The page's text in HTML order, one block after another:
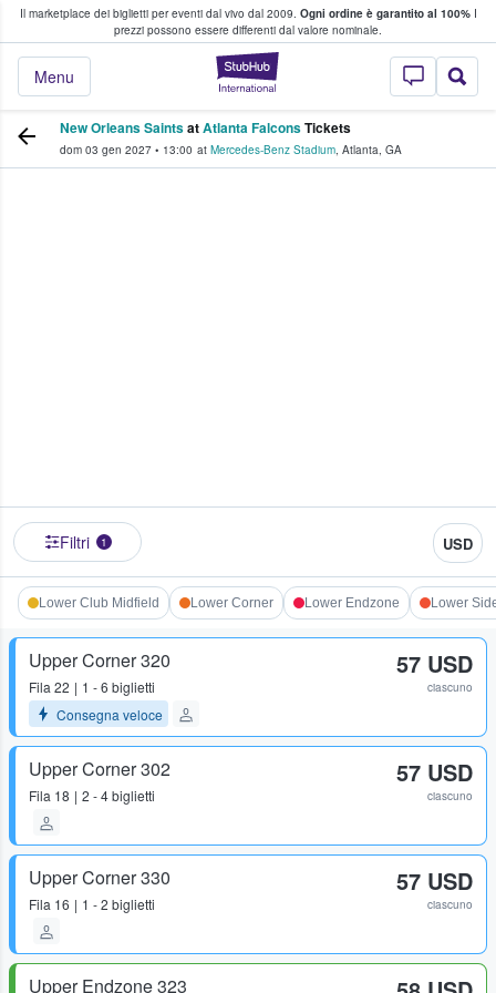
Il marketplace dei biglietti per eventi dal vivo dal 2009. Ogni ordine è garantito al 100%I
prezzi possono essere differenti dal valore nominale.
StubHub - Dove
Menu
fan comprano e vendono biglietti
New Orleans SaintsatAtlanta FalconsTickets
dom 03 gen 2027 • 13:00 at Mercedes-Benz Stadium, Atlanta, GA
Filtri 1 USD
Lower Club Midfield Lower Corner Lower Endzone Lower
Upper Corner 320
Fila 22
1 - 6 biglietti
Consegna veloce
57 USD
ciascuno
Upper Corner 302
Fila 18 2 - 4 biglietti
57 USD
ciascuno
Upper Corner 330
Fila 16 1 - 2 biglietti
57 USD
ciascuno
Upper Endzone 323